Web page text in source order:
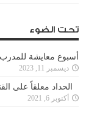
تحت الضوء
أسبوع معايشة
ديسمبر 11, 2023
الحداد معلقاً على
أكتوبر 6, 2021